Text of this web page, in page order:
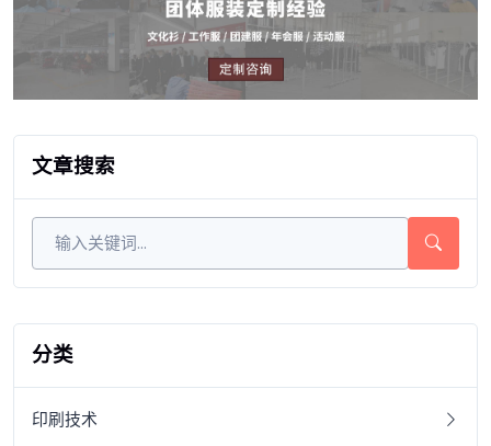
文章搜索
分类
印刷技术